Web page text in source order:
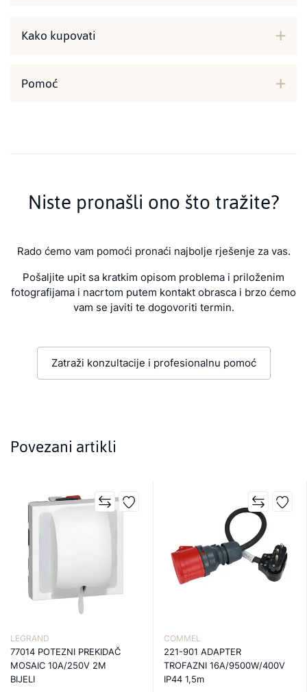
Kako kupovati
Pomoć
Niste pronašli ono što tražite?
Rado ćemo vam pomoći pronaći najbolje rješenje za vas.
Pošaljite upit sa kratkim opisom problema i priloženim
fotografijama i nacrtom putem kontakt obrasca i brzo ćemo
vam se javiti te dogovoriti termin.
Zatraži konzultacije i profesionalnu pomoć
Povezani artikli
LEGRAND
77014 POTEZNI PREKIDAČ
MOSAIC 10A/250V 2M
BIJELI
COMMEL
221-901 ADAPTER
TROFAZNI 16A/9500W/400V
IP44 1,5m